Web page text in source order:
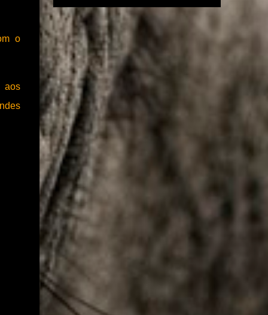
o
aos
(geralmente via Pix) é feito, a página
desaparece ou trava em uma tela de
"pendênci...
compromisso para a implantação de novos
sistemas de dessalinização nos estados de
Alagoas, Bahia, Ceará, Minas Gerais,
Paraíba, Piauí e Sergipe. Um investimento de
R$ 75,6 milhões, com recursos do Novo
Programa de Aceleração de Crescimento,
Novo PAC. A iniciativa faz parte do
Programa Água Doce, do Governo Federal,
que tem como objetivo instalar sistemas de
dessalinização em regiões com escassez
hídrica. Até o momento, o programa já
beneficiou mais de 262 mil pessoas em todo
o semiárido, com a implantação de 1.053
sistemas. “Hoje programa completou 20
anos, começou no governo do presidente
Lula em 2024, e sobre a orientação dele e do
ministro Waldez Góes, do Ministério da
ele foi reincluído no novo PAC que...